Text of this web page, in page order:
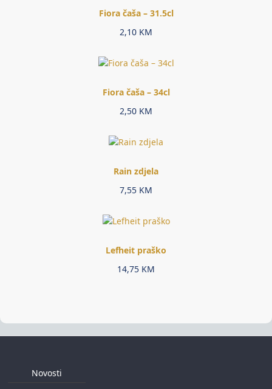
Fiora čaša – 31.5cl
2,10 KM
Fiora čaša – 34cl
2,50 KM
Rain zdjela
7,55 KM
Lefheit praško
14,75 KM
Novosti